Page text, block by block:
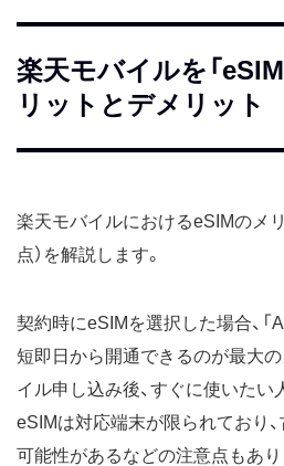
楽天モバイルを「
リットとデメリット
楽天モバイルにおけるeSIMのメ
点）を解説します。
契約時にeSIMを選択した場合、「
短即日から開通できるのが最大
イル申し込み後、すぐに使いたい
eSIMは対応端末が限られており
可能性があるなどの注意点もあり